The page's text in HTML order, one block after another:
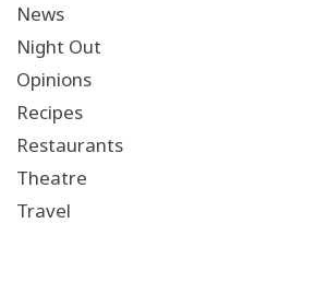
News
Night Out
Opinions
Recipes
Restaurants
Theatre
Travel